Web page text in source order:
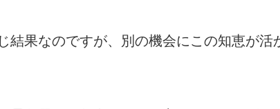
結果なのですが、別の機会にこの知恵が活